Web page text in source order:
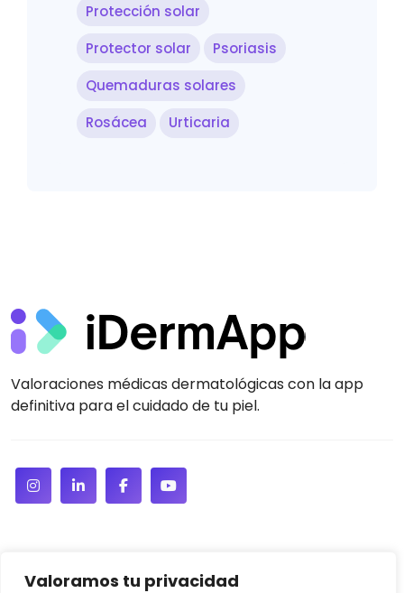
Valoramos tu privacidad
Protección solar
Protector solar
Psoriasis
Quemaduras solares
Rosácea
Urticaria
Valoraciones médicas dermatológicas con la app
definitiva para el cuidado de tu piel.